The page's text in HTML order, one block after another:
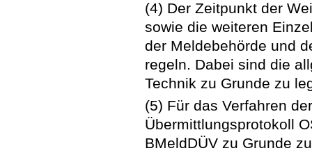
(4) Der Zeitpunkt der
sowie die weiteren
der Meldebehörde und
regeln. Dabei sind die
Technik zu Grunde zu
(5) Für das Verfahren
Übermittlungsprotokoll
BMeldDÜV zu Grunde